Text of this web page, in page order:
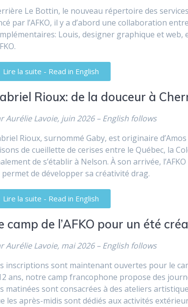
Le Bottin, le nouveau répertoire des
par l’AFKO, il y a d’abord une collaboration
Louis, designer graphique et
Lire la suite - Read in English
Rioux: de la douceur à
Aurélie Lavoie, juin 2026 – English follows
Rioux, surnommé Gaby, est originaire
de cueillette de cerises entre le Québec, la
de s’établir à Nelson. À son arrivée,
permet de développer sa créativité drag.
Lire la suite - Read in English
camp de l’AFKO pour un été
Aurélie Lavoie, mai 2026 – English follows
inscriptions sont maintenant ouvertes pour le
ans, notre camp francophone propose des
matinées sont consacrées à des ateliers
les après-midis sont dédiés aux activités